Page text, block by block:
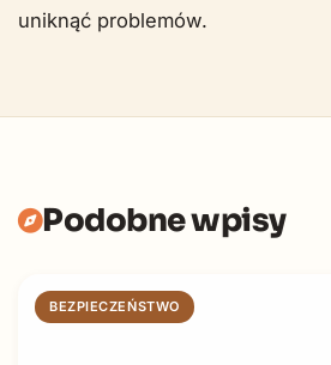
uniknąć problemów.
Podobne wpisy
BEZPIECZEŃSTWO